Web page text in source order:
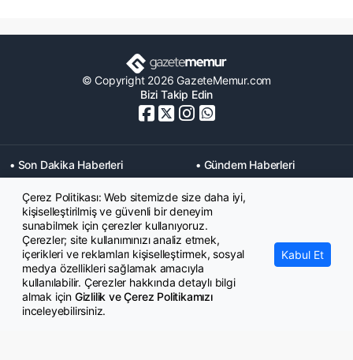
© Copyright 2026 GazeteMemur.com
Bizi Takip Edin
• Son Dakika Haberleri
• Gündem Haberleri
• Memurlar Haberleri
• KPSS Haberleri
• Ekonomi Haberleri
• Eğitim Haberleri
• Yaşam Haberleri
• Maaş Verileri Haberleri
• Mahkeme Kararları
Haberleri
Çerez Politikası: Web sitemizde size daha iyi,
kişiselleştirilmiş ve güvenli bir deneyim
sunabilmek için çerezler kullanıyoruz.
Çerezler; site kullanımınızı analiz etmek,
içerikleri ve reklamları kişiselleştirmek, sosyal
medya özellikleri sağlamak amacıyla
kullanılabilir. Çerezler hakkında detaylı bilgi
almak için Gizlilik ve Çerez Politikamızı
inceleyebilirsiniz.
Kabul Et